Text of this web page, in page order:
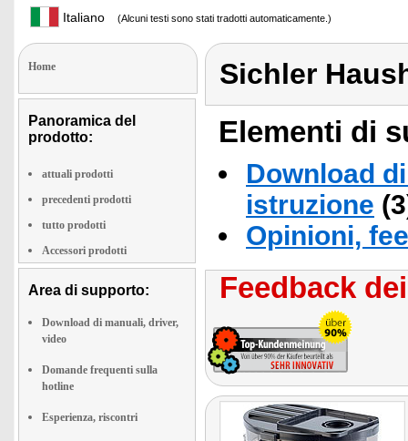
Italiano (Alcuni testi sono stati tradotti automaticamente.)
Home
Panoramica del
prodotto:
attuali prodotti
precedenti prodotti
tutto prodotti
Accessori prodotti
Area di supporto:
Download di manuali, driver,
video
Domande frequenti sulla
hotline
Esperienza, riscontri
Sichler
Elementi di
Download
istruzione
Opinioni,
Feedback